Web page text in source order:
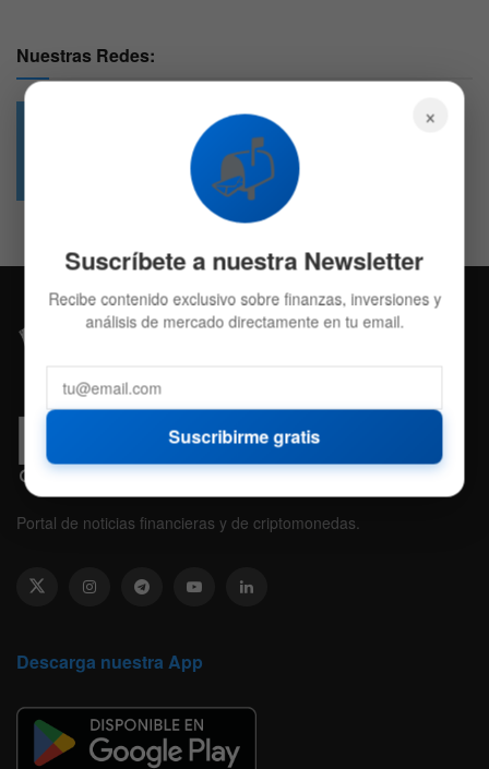
Nuestras Redes:
4.7k
Followers
Portal de noticias financieras y de criptomonedas.
Descarga nuestra App
×
📬
Suscríbete a nuestra Newsletter
Recibe contenido exclusivo sobre finanzas, inversiones y
análisis de mercado directamente en tu email.
Suscribirme gratis